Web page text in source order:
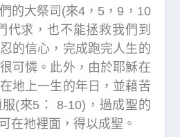
的大祭司(來4，5，9，10
代求，也不能拯救我們到
的信心，完成跑完人生的
可憐。此外，由於耶穌在
地上一生的年日，並藉苦
(來5： 8-10)，過成聖的
在祂裡面，得以成聖。